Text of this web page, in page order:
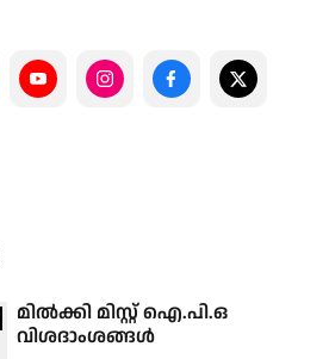
മില്‍ക്കി മിസ്റ്റ് ഐ.പി.ഒ
വിശദാംശങ്ങള്‍